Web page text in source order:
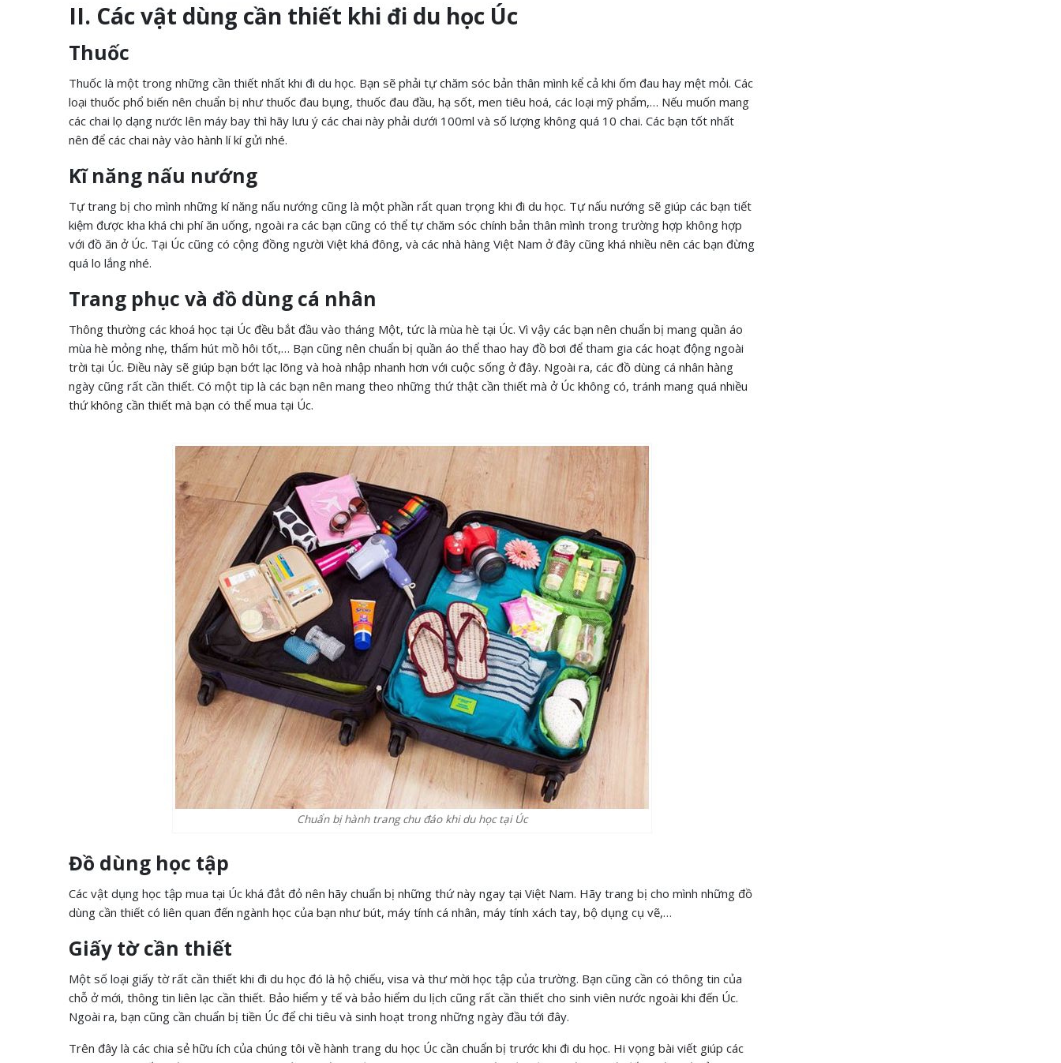
II. Các vật dùng cần thiết khi đi du học Úc
Thuốc
Thuốc là một trong những cần thiết nhất khi đi du học. Bạn sẽ phải tự chăm sóc bản thân mình kể cả khi ốm đau hay mệt mỏi. Các
loại thuốc phổ biến nên chuẩn bị như thuốc đau bụng, thuốc đau đầu, hạ sốt, men tiêu hoá, các loại mỹ phẩm,… Nếu muốn mang
các chai lọ dạng nước lên máy bay thì hãy lưu ý các chai này phải dưới 100ml và số lượng không quá 10 chai. Các bạn tốt nhất
nên để các chai này vào hành lí kí gửi nhé.
Kĩ năng nấu nướng
Tự trang bị cho mình những kí năng nấu nướng cũng là một phần rất quan trọng khi đi du học. Tự nấu nướng sẽ giúp các bạn tiết
kiệm được kha khá chi phí ăn uống, ngoài ra các bạn cũng có thể tự chăm sóc chính bản thân mình trong trường hợp không hợp
với đồ ăn ở Úc. Tại Úc cũng có cộng đồng người Việt khá đông, và các nhà hàng Việt Nam ở đây cũng khá nhiều nên các bạn đừng
quá lo lắng nhé.
Trang phục và đồ dùng cá nhân
Thông thường các khoá học tại Úc đều bắt đầu vào tháng Một, tức là mùa hè tại Úc. Vì vậy các bạn nên chuẩn bị mang quần áo
mùa hè mỏng nhẹ, thấm hút mồ hôi tốt,… Bạn cũng nên chuẩn bị quần áo thể thao hay đồ bơi để tham gia các hoạt động ngoài
trời tại Úc. Điều này sẽ giúp bạn bớt lạc lõng và hoà nhập nhanh hơn với cuộc sống ở đây. Ngoài ra, các đồ dùng cá nhân hàng
ngày cũng rất cần thiết. Có một tip là các bạn nên mang theo những thứ thật cần thiết mà ở Úc không có, tránh mang quá nhiều
thứ không cần thiết mà bạn có thể mua tại Úc.
Chuẩn bị hành trang chu đáo khi du học tại Úc
Đồ dùng học tập
Các vật dụng học tập mua tại Úc khá đắt đỏ nên hãy chuẩn bị những thứ này ngay tại Việt Nam. Hãy trang bị cho mình những đồ
dùng cần thiết có liên quan đến ngành học của bạn như bút, máy tính cá nhân, máy tính xách tay, bộ dụng cụ vẽ,…
Giấy tờ cần thiết
Một số loại giấy tờ rất cần thiết khi đi du học đó là hộ chiếu, visa và thư mời học tập của trường. Bạn cũng cần có thông tin của
chỗ ở mới, thông tin liên lạc cần thiết. Bảo hiểm y tế và bảo hiểm du lịch cũng rất cần thiết cho sinh viên nước ngoài khi đến Úc.
Ngoài ra, bạn cũng cần chuẩn bị tiền Úc để chi tiêu và sinh hoạt trong những ngày đầu tới đây.
Trên đây là các chia sẻ hữu ích của chúng tôi về hành trang du học Úc cần chuẩn bị trước khi đi du học. Hi vọng bài viết giúp các